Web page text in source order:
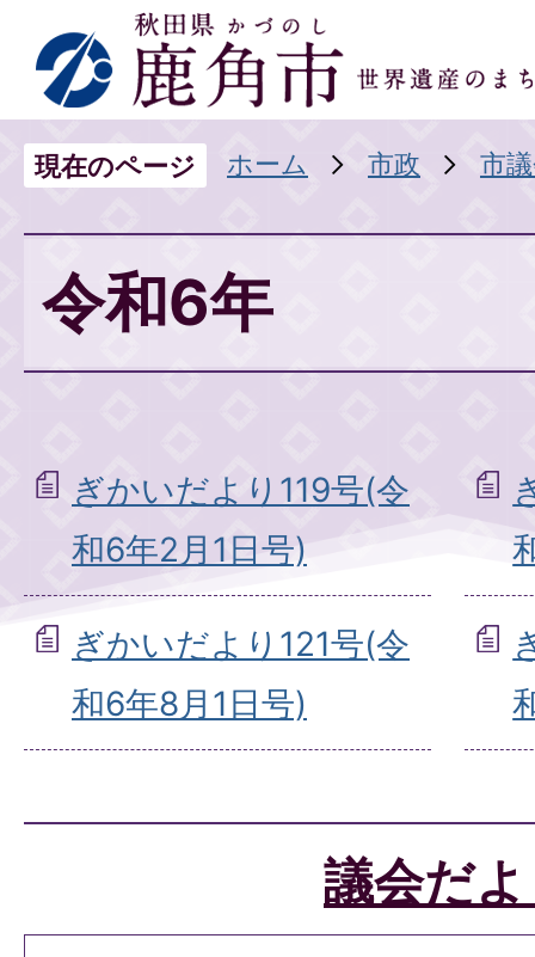
現在のページ ホーム 市政 市
令和6年
ぎかいだより119号(令
和6年2月1日号)
ぎかいだより121号(令
和6年8月1日号)
議会だ